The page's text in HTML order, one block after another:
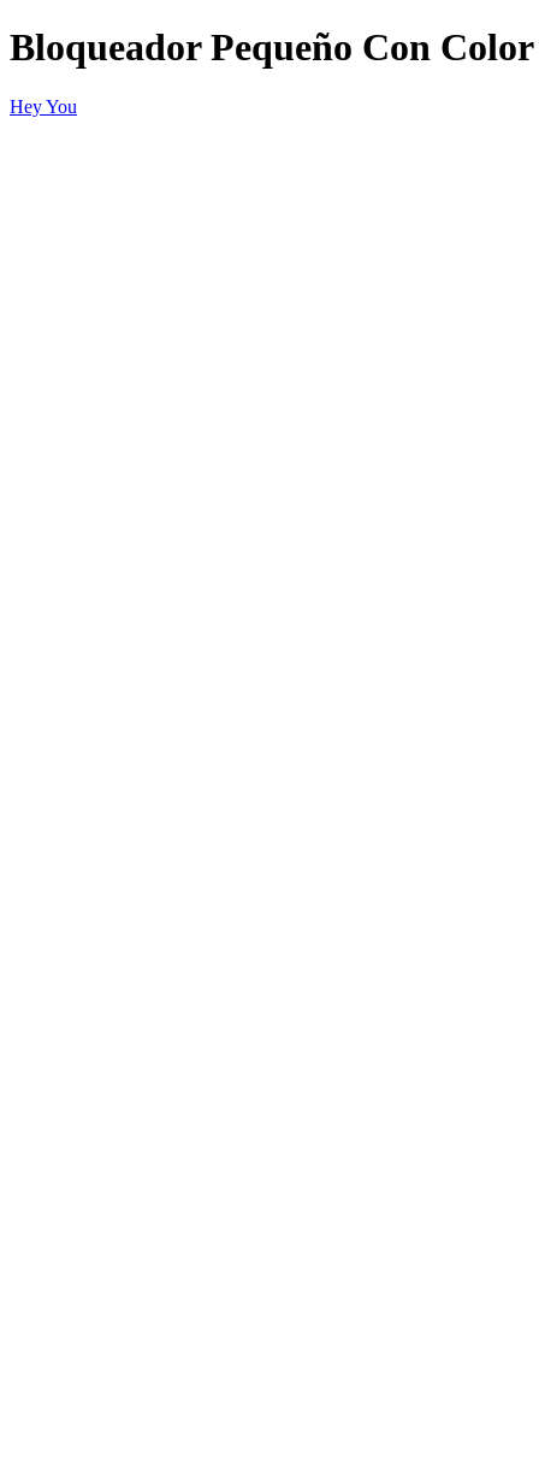
Bloqueador Pequeño Con
Hey You